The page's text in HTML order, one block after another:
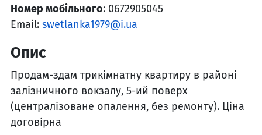
Номер мобільного: 0672905045
Email: swetlanka1979@i.ua
Опис
Продам-здам трикімнатну квартиру в районі
залізничного вокзалу, 5-ий поверх
(централізоване опалення, без ремонту). Ціна
договірна